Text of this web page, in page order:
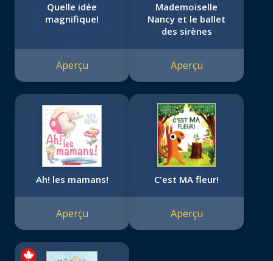
Quelle idée
magnifique!
Aperçu
Mademoiselle
Nancy et le ballet
des sirènes
Aperçu
Ah! les mamans!
Aperçu
C'est MA fleur!
Aperçu